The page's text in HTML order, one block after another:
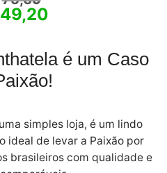
49,20
é um Caso
simples loja, é um lindo
ideal de levar a Paixão por
brasileiros com qualidade e